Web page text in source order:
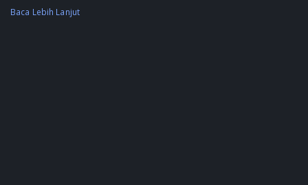
Baca Lebih Lanjut